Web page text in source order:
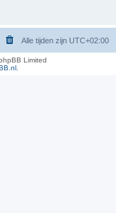
Alle tijden zijn UTC+02:00
Limited